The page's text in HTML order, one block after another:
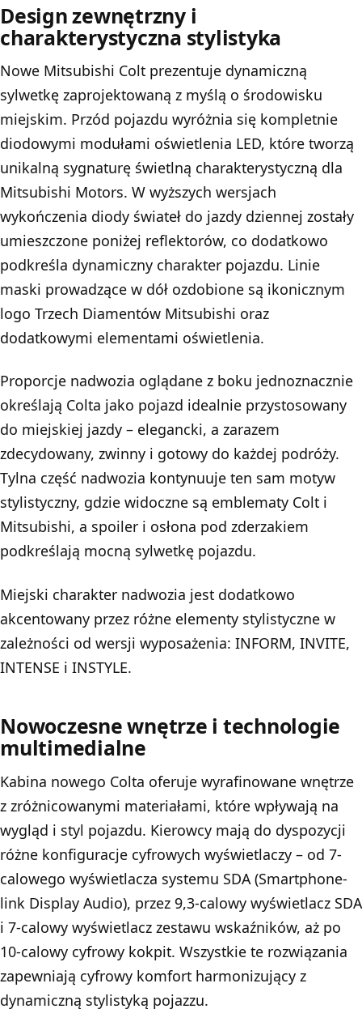
Design zewnętrzny i
charakterystyczna stylistyka
Nowe Mitsubishi Colt prezentuje dynamiczną
sylwetkę zaprojektowaną z myślą o środowisku
miejskim. Przód pojazdu wyróżnia się kompletnie
diodowymi modułami oświetlenia LED, które tworzą
unikalną sygnaturę świetlną charakterystyczną dla
Mitsubishi Motors. W wyższych wersjach
wykończenia diody świateł do jazdy dziennej zostały
umieszczone poniżej reflektorów, co dodatkowo
podkreśla dynamiczny charakter pojazdu. Linie
maski prowadzące w dół ozdobione są ikonicznym
logo Trzech Diamentów Mitsubishi oraz
dodatkowymi elementami oświetlenia.
Proporcje nadwozia oglądane z boku jednoznacznie
określają Colta jako pojazd idealnie przystosowany
do miejskiej jazdy – elegancki, a zarazem
zdecydowany, zwinny i gotowy do każdej podróży.
Tylna część nadwozia kontynuuje ten sam motyw
stylistyczny, gdzie widoczne są emblematy Colt i
Mitsubishi, a spoiler i osłona pod zderzakiem
podkreślają mocną sylwetkę pojazdu.
Miejski charakter nadwozia jest dodatkowo
akcentowany przez różne elementy stylistyczne w
zależności od wersji wyposażenia: INFORM, INVITE,
INTENSE i INSTYLE.
Nowoczesne wnętrze i technologie
multimedialne
Kabina nowego Colta oferuje wyrafinowane wnętrze
z zróżnicowanymi materiałami, które wpływają na
wygląd i styl pojazdu. Kierowcy mają do dyspozycji
różne konfiguracje cyfrowych wyświetlaczy – od 7-
calowego wyświetlacza systemu SDA (Smartphone-
link Display Audio), przez 9,3-calowy wyświetlacz SDA
i 7-calowy wyświetlacz zestawu wskaźników, aż po
10-calowy cyfrowy kokpit. Wszystkie te rozwiązania
zapewniają cyfrowy komfort harmonizujący z
dynamiczną stylistyką pojazzu.